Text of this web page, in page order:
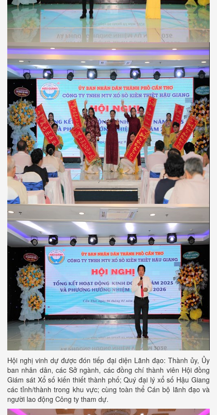
Hội nghị vinh dự được đón tiếp đại diện Lãnh đạo: Thành ủy, Ủy
ban nhân dân, các Sở ngành, các đồng chí thành viên Hội đồng
Giám sát Xổ số kiến thiết thành phố; Quý đại lý xổ số Hậu Giang
các tỉnh/thành trong khu vực; cùng toàn thể Cán bộ lãnh đạo và
người lao động Công ty tham dự.